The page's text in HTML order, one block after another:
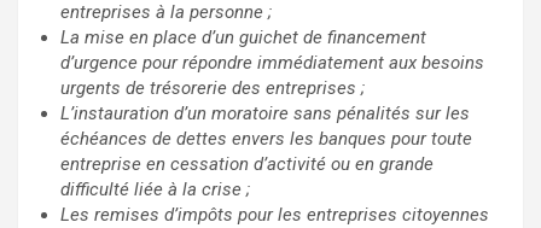
entreprises à la personne ;
La mise en place d’un guichet de financement
d’urgence pour répondre immédiatement aux besoins
urgents de trésorerie des entreprises ;
L’instauration d’un moratoire sans pénalités sur les
échéances de dettes envers les banques pour toute
entreprise en cessation d’activité ou en grande
difficulté liée à la crise ;
Les remises d’impôts pour les entreprises citoyennes